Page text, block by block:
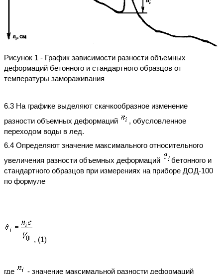
Рисунок 1 - График зависимости разности объемных
деформаций бетонного и стандартного образцов от
температуры замораживания
6.3 На графике выделяют скачкообразное изменение
разности объемных деформаций
, обусловленное
переходом воды в лед.
6.4 Определяют значение максимального относительного
увеличения разности объемных деформаций
бетонного и
стандартного образцов при измерениях на приборе ДОД-100
по формуле
, (1)
где
- значение максимальной разности деформаций